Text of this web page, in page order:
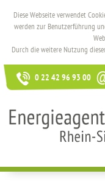
0 22 42 96 93 00
Diese Webseite verwendet
werden zur Benutzerführung
Durch die weitere Nutzung